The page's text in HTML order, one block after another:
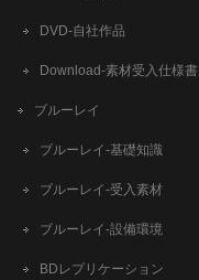
DVD-自社作品
​Download-素材受入仕様書
ブルーレイ
ブルーレイ-基礎知識
ブルーレイ-受入素材
ブルーレイ-設備環境
BDレプリケーション